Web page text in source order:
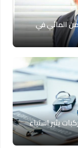
الأمن المائي في
يثير استياء